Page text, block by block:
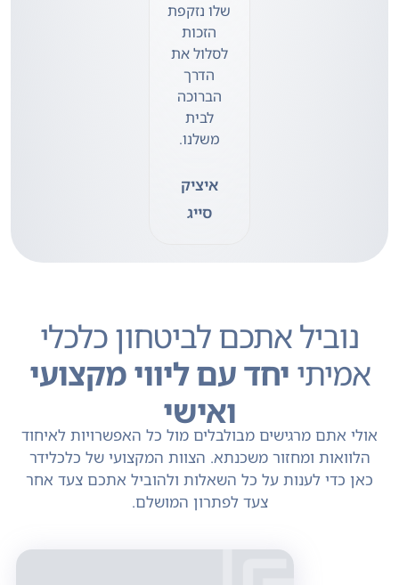
שלו נזקפת
הזכות
לסלול את
הדרך
הברוכה
לבית
משלנו.
איציק
סייג
נוביל אתכם לביטחון כלכלי
אמיתי יחד עם ליווי מקצועי
ואישי
אולי אתם מרגישים מבולבלים מול כל האפשרויות לאיחוד
הלוואות ומחזור משכנתא. הצוות המקצועי של כלכלידר
כאן כדי לענות על כל השאלות ולהוביל אתכם צעד אחר
צעד לפתרון המושלם.